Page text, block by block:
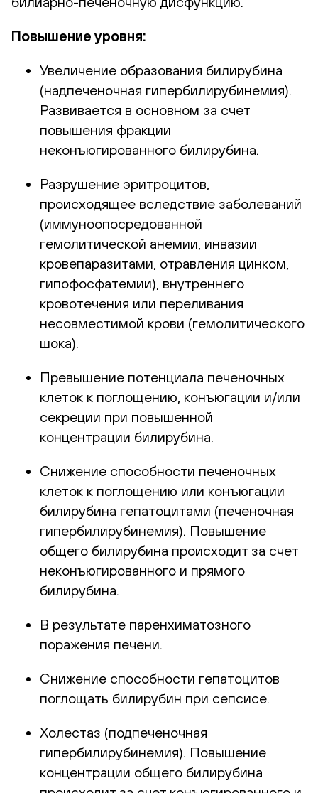
Повышение уровня:
Увеличение образования билирубина
(надпеченочная гипербилирубинемия).
Развивается в основном за счет
повышения фракции
неконъюгированного билирубина.
Разрушение эритроцитов,
происходящее вследствие заболеваний
(иммуноопосредованной
гемолитической анемии, инвазии
кровепаразитами, отравления цинком,
гипофосфатемии), внутреннего
кровотечения или переливания
несовместимой крови (гемолитического
шока).
Превышение потенциала печеночных
клеток к поглощению, конъюгации и/или
секреции при повышенной
концентрации билирубина.
Снижение способности печеночных
клеток к поглощению или конъюгации
билирубина гепатоцитами (печеночная
гипербилирубинемия). Повышение
общего билирубина происходит за счет
неконъюгированного и прямого
билирубина.
В результате паренхиматозного
поражения печени.
Снижение способности гепатоцитов
поглощать билирубин при сепсисе.
Холестаз (подпеченочная
гипербилирубинемия). Повышение
концентрации общего билирубина